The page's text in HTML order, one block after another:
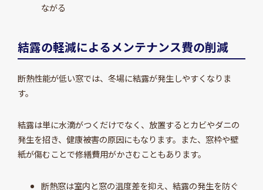
ながる
結露の軽減によるメンテナンス費の削減
断熱性能が低い窓では、冬場に結露が発生しやすくなりま
す。
結露は単に水滴がつくだけでなく、放置するとカビやダニの
発生を招き、健康被害の原因にもなります。また、窓枠や壁
紙が傷むことで修繕費用がかさむこともあります。
断熱窓は室内と窓の温度差を抑え、結露の発生を防ぐ